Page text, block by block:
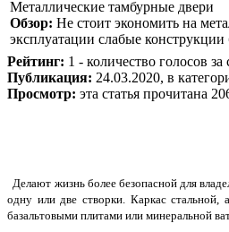
Металлические тамбурные двери
Обзор: Не стоит экономить на
эксплуатации слабые конструкции
Рейтинг: 1 - количество голосов за
Публикация: 24.03.2020, в
Просмотр: эта статья прочитана
Делают жизнь более безопасной для
одну или две створки. Каркас
базальтовыми плитами или минеральной